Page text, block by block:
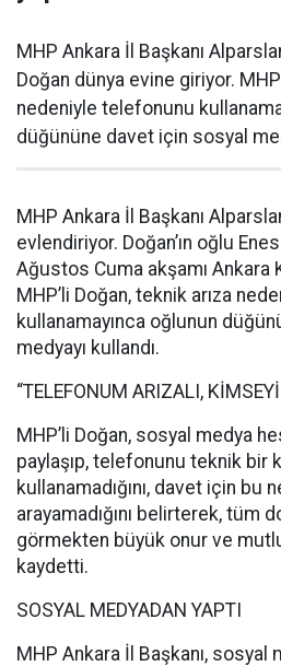
MHP Ankara İl Başkanı
Doğan dünya evine giriyor.
nedeniyle telefonunu
düğününe davet için sosyal
MHP Ankara İl Başkanı
evlendiriyor. Doğan’ın oğlu
Ağustos Cuma akşamı Ankara
MHP’li Doğan, teknik arıza
kullanamayınca oğlunun
medyayı kullandı.
“TELEFONUM ARIZALI,
MHP’li Doğan, sosyal medya
paylaşıp, telefonunu teknik bir
kullanamadığını, davet için bu
arayamadığını belirterek, tüm
görmekten büyük onur ve
kaydetti.
SOSYAL MEDYADAN YAPTI
MHP Ankara İl Başkanı, sosyal